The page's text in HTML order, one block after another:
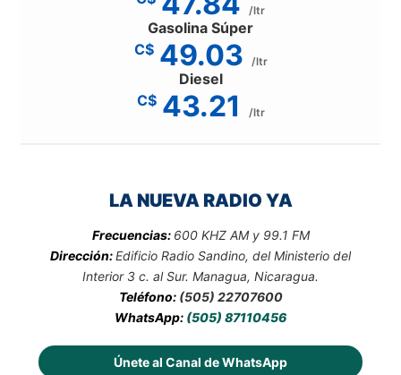
/ltr
Gasolina Súper
C$ 49.03 /ltr
Diesel
C$ 43.21 /ltr
LA NUEVA RADIO YA
Frecuencias: 600 KHZ AM y 99.1 FM
Dirección:Edificio Radio Sandino, del Ministerio del
Interior 3 c. al Sur. Managua, Nicaragua.
Teléfono: (505) 22707600
WhatsApp: (505) 87110456
Únete al Canal de WhatsApp